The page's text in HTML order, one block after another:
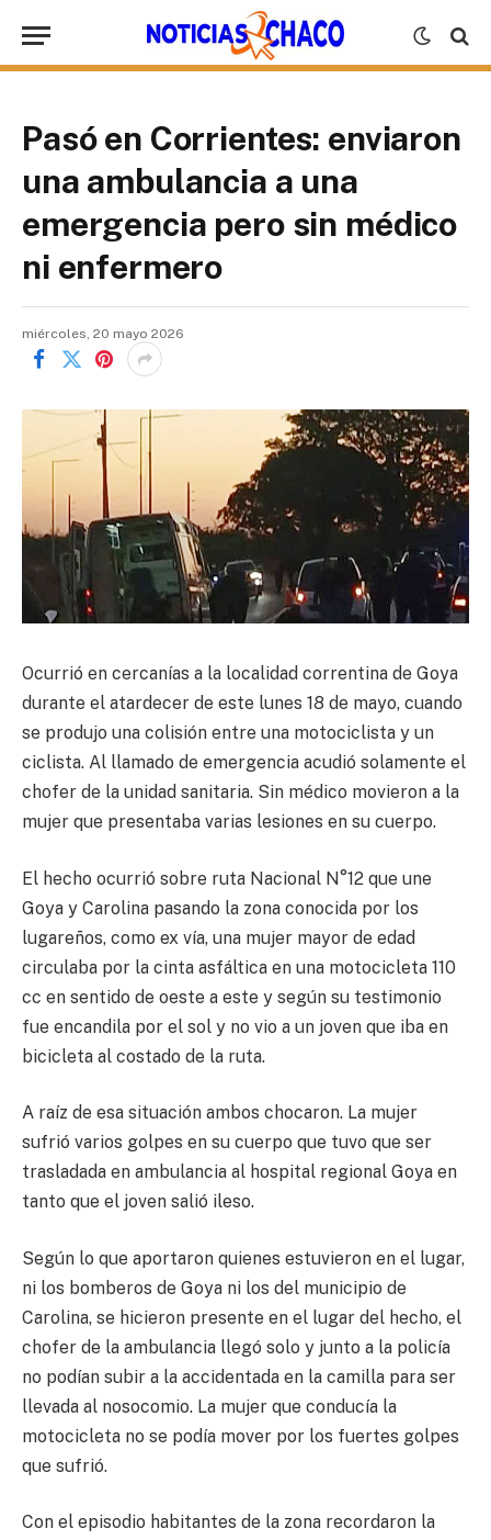
Pasó en Corrientes: enviaron
una ambulancia a una
emergencia pero sin médico
ni enfermero
miércoles, 20 mayo 2026
Ocurrió en cercanías a la localidad correntina de Goya
durante el atardecer de este lunes 18 de mayo, cuando
se produjo una colisión entre una motociclista y un
ciclista. Al llamado de emergencia acudió solamente el
chofer de la unidad sanitaria. Sin médico movieron a la
mujer que presentaba varias lesiones en su cuerpo.
El hecho ocurrió sobre ruta Nacional N°12 que une
Goya y Carolina pasando la zona conocida por los
lugareños, como ex vía, una mujer mayor de edad
circulaba por la cinta asfáltica en una motocicleta 110
cc en sentido de oeste a este y según su testimonio
fue encandila por el sol y no vio a un joven que iba en
bicicleta al costado de la ruta.
A raíz de esa situación ambos chocaron. La mujer
sufrió varios golpes en su cuerpo que tuvo que ser
trasladada en ambulancia al hospital regional Goya en
tanto que el joven salió ileso.
Según lo que aportaron quienes estuvieron en el lugar,
ni los bomberos de Goya ni los del municipio de
Carolina, se hicieron presente en el lugar del hecho, el
chofer de la ambulancia llegó solo y junto a la policía
no podían subir a la accidentada en la camilla para ser
llevada al nosocomio. La mujer que conducía la
motocicleta no se podía mover por los fuertes golpes
que sufrió.
Con el episodio habitantes de la zona recordaron la